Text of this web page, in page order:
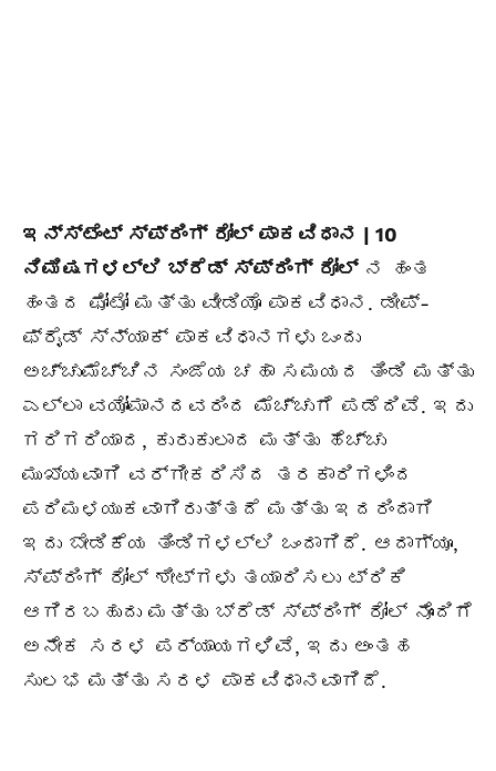
ಇನ್ಸ್ಟೆಂಟ್ ಸ್ಪ್ರಿಂಗ್ ರೋಲ್ ಪಾಕವಿಧಾನ | 10
ನಿಮಿಷಗಳಲ್ಲಿ ಬ್ರೆಡ್ ಸ್ಪ್ರಿಂಗ್ ರೋಲ್ನ ಹಂತ
ಹಂತದ ಫೋಟೋ ಮತ್ತು ವೀಡಿಯೊ ಪಾಕವಿಧಾನ. ಡೀಪ್-
ಫ್ರೈಡ್ ಸ್ನ್ಯಾಕ್ ಪಾಕವಿಧಾನಗಳು ಒಂದು
ಅಚ್ಚುಮೆಚ್ಚಿನ ಸಂಜೆಯ ಚಹಾ ಸಮಯದ ತಿಂಡಿ ಮತ್ತು
ಎಲ್ಲಾ ವಯೋಮಾನದವರಿಂದ ಮೆಚ್ಚುಗೆ ಪಡೆದಿವೆ. ಇದು
ಗರಿಗರಿಯಾದ, ಕುರುಕುಲಾದ ಮತ್ತು ಹೆಚ್ಚು
ಮುಖ್ಯವಾಗಿ ವರ್ಗೀಕರಿಸಿದ ತರಕಾರಿಗಳಿಂದ
ಪರಿಮಳಯುಕವಾಗಿರುತ್ತದೆ ಮತ್ತು ಇದರಿಂದಾಗಿ
ಇದು ಬೇಡಿಕೆಯ ತಿಂಡಿಗಳಲ್ಲಿ ಒಂದಾಗಿದೆ. ಆದಾಗ್ಯೂ,
ಸ್ಪ್ರಿಂಗ್ ರೋಲ್ ಶೀಟ್‌ಗಳು ತಯಾರಿಸಲು ಟ್ರಿಕಿ
ಆಗಿರಬಹುದು ಮತ್ತು ಬ್ರೆಡ್ ಸ್ಪ್ರಿಂಗ್ ರೋಲ್ ನೊಂದಿಗೆ
ಅನೇಕ ಸರಳ ಪರ್ಯಾಯಗಳಿವೆ, ಇದು ಅಂತಹ
ಸುಲಭ ಮತ್ತು ಸರಳ ಪಾಕವಿಧಾನವಾಗಿದೆ.